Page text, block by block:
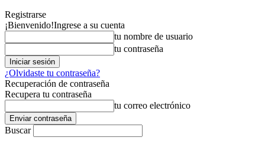
Registrarse
¡Bienvenido!Ingrese a su cuenta
tu nombre de usuario
tu contraseña
¿Olvidaste tu contraseña?
Recuperación de contraseña
Recupera tu contraseña
tu correo electrónico
Buscar